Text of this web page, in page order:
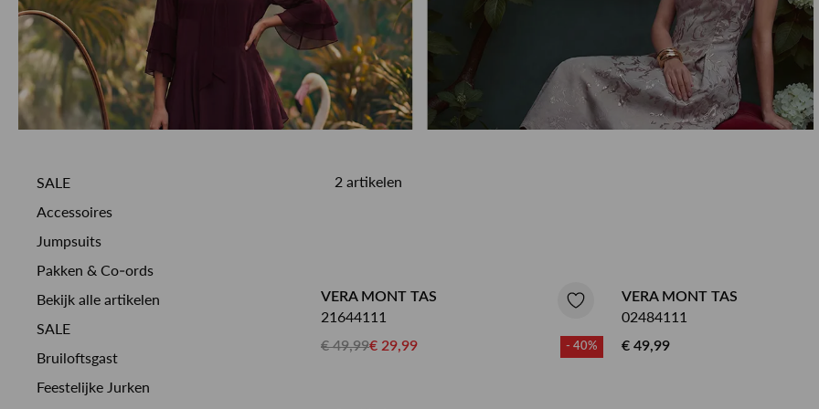
MEER OVER ONS
CUSTOMER CARE
Qulotte lingerie en badmode
Herenkappers de Vos
BEKIJK MEER ALLE MERKEN
BEKIJK MEER ALLE MERKEN
SALE
Accessoires
Jumpsuits
Pakken & Co-ords
Bekijk alle artikelen
SALE
Bruiloftsgast
Feestelijke Jurken
2 artikelen
VERA MONT TAS
21644111
€ 49,99€ 29,99 - 40%
VERA MONT TAS
02484111
€ 49,99